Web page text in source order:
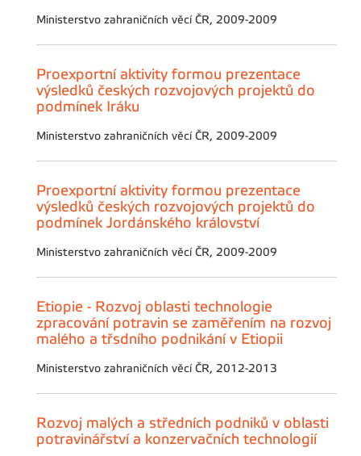
Ministerstvo zahraničních věcí ČR, 2009-2009
Proexportní aktivity formou prezentace
výsledků českých rozvojových projektů do
podmínek Iráku
Ministerstvo zahraničních věcí ČR, 2009-2009
Proexportní aktivity formou prezentace
výsledků českých rozvojových projektů do
podmínek Jordánského království
Ministerstvo zahraničních věcí ČR, 2009-2009
Etiopie - Rozvoj oblasti technologie
zpracování potravin se zaměřením na rozvoj
malého a třsdního podnikání v Etiopii
Ministerstvo zahraničních věcí ČR, 2012-2013
Rozvoj malých a středních podniků v oblasti
potravinářství a konzervačních technologií